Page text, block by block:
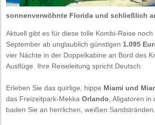
sonnenverwöhnte Florida und schließlich
Aktuell gibt es für diese tolle Kombi-Reise
September ab unglaublich günstigen 1.095
vier Nächte in der Doppelkabine an Bord des
Ausflüge. Ihre Reiseleitung spricht Deutsch.
Erleben Sie das quirlige, hippe Miami und
das Freizeitpark-Mekka Orlando , Aligatoren in
baden Sie an herrlichen, weißen Sandstränden.